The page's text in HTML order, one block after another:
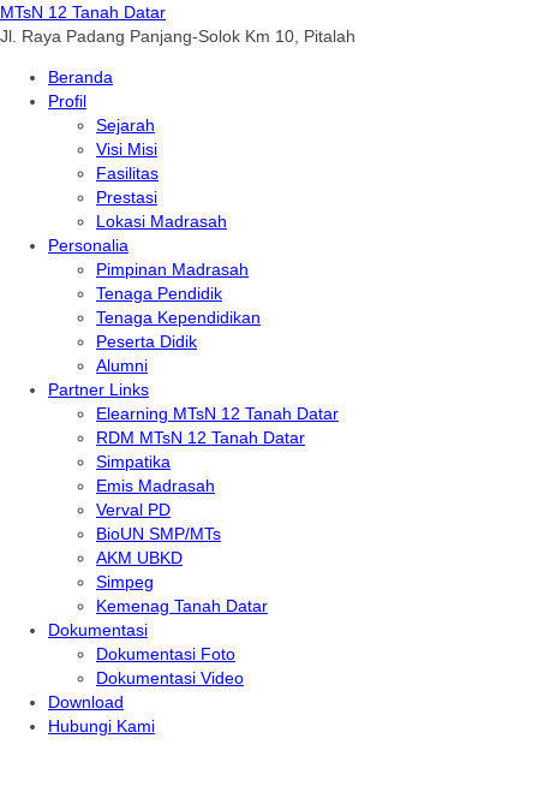
MTsN 12 Tanah Datar
Jl. Raya Padang Panjang-Solok Km 10, Pitalah
Beranda
Profil
Sejarah
Visi Misi
Fasilitas
Prestasi
Lokasi Madrasah
Personalia
Pimpinan Madrasah
Tenaga Pendidik
Tenaga Kependidikan
Peserta Didik
Alumni
Partner Links
Elearning MTsN 12 Tanah Datar
RDM MTsN 12 Tanah Datar
Simpatika
Emis Madrasah
Verval PD
BioUN SMP/MTs
AKM UBKD
Simpeg
Kemenag Tanah Datar
Dokumentasi
Dokumentasi Foto
Dokumentasi Video
Download
Hubungi Kami